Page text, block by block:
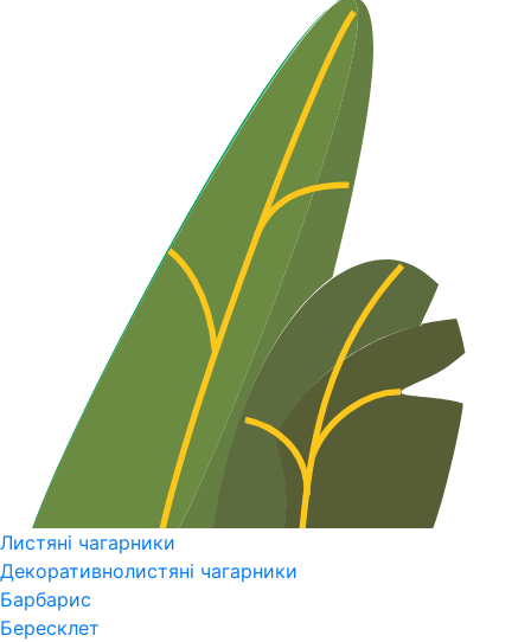
Листяні чагарники
Декоративнолистяні чагарники
Барбарис
Бересклет